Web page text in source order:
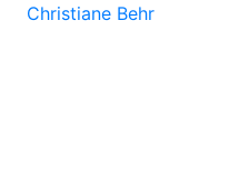
Christiane Behr